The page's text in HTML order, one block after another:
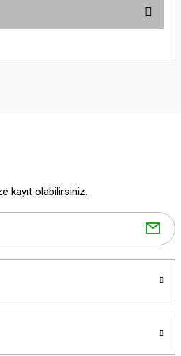
öneri formunu kullanarak tarafımıza
olmalı.
kayıt olabilirsiniz.